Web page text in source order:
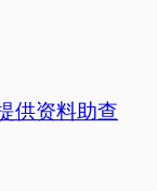
供资料助查